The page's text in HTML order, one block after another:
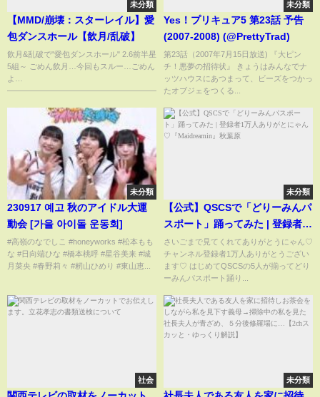
未分類
【MMD/崩壊：スターレイル】愛
包ダンスホール【飲月/乱破】
飲月&乱破で"愛包ダンスホール" 2.6前半星
5組～ ごめん飲月…今回もスルー…ごめん
よ…
――――――――――――――――――――――――...
未分類
Yes！プリキュア5 第23話 予告
(2007-2008) (@PrettyTrad)
第23話（2007年7月15日放送) 『大ピン
チ！悪夢の招待状』 きょうはみんなでナ
ッツハウスにあつまって、ビーズをつかっ
たオブジェをつくる...
未分類
230917 예고 秋のアイドル大運
動会 [가을 아이돌 운동회]
#高嶺のなでしこ #honeyworks #松本もも
な #日向端ひな #橋本桃呼 #星谷美来 #城
月菜央 #春野莉々 #籾山ひめり #東山恵...
未分類
【公式】QSCSで「どりーみんパ
スポート」踊ってみた | 登録者1
万人ありがとにゃん
♡『Maidreamin』秋葉原
さいごまで見てくれてありがとうにゃん♡
チャンネル登録者1万人ありがとうござい
ます♡ はじめてQSCSの5人が揃ってどり
ーみんパスポート踊り...
社会 未分類